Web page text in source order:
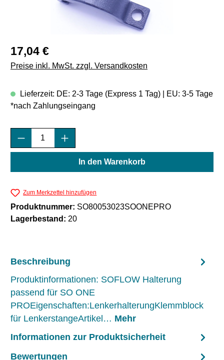
Regulärer Preis:
17,04 €
Preise inkl. MwSt. zzgl. Versandkosten
Lieferzeit: DE: 2-3 Tage (Express 1 Tag) | EU: 3-5 Tage
*nach Zahlungseingang
Produkt Anzahl: Gib den gewünschten
In den Warenkorb
Zum Merkzettel hinzufügen
Produktnummer: SO80053023SOONEPRO
Lagerbestand: 20
Beschreibung
Produktinformationen: SOFLOW Halterung
passend für SO ONE
PROEigenschaften:LenkerhalterungKlemmblock
für LenkerstangeArtikel… Mehr
Informationen zur Produktsicherheit
Bewertungen